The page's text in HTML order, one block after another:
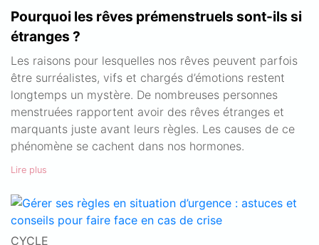
Pourquoi les rêves prémenstruels sont-ils si
étranges ?
Les raisons pour lesquelles nos rêves peuvent parfois
être surréalistes, vifs et chargés d’émotions restent
longtemps un mystère. De nombreuses personnes
menstruées rapportent avoir des rêves étranges et
marquants juste avant leurs règles. Les causes de ce
phénomène se cachent dans nos hormones.
Lire plus
CYCLE